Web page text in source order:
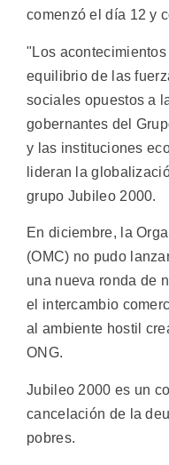
comenzó el día 12 y
"Los
equilibrio de las
sociales opuestos a
gobernantes del
y las instituciones
lideran la
grupo Jubileo 2000.
En diciembre, la
(OMC) no pudo
una nueva ronda de
el intercambio
al ambiente hostil
ONG.
Jubileo 2000 es un
cancelación de la
pobres.